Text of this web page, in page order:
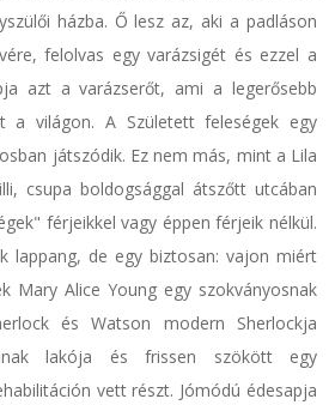
házba. Ő lesz az, aki a padláson
felolvas egy varázsigét és ezzel a
azt a varázserőt, ami a legerősebb
a világon. A Született feleségek egy
játszódik. Ez nem más, mint a Lila
csupa boldogsággal átszőtt utcában
férjeikkel vagy éppen férjeik nélkül.
lappang, de egy biztosan: vajon miért
Mary Alice Young egy szokványosnak
és Watson modern Sherlockja
lakója és frissen szökött egy
vett részt. Jómódú édesapja